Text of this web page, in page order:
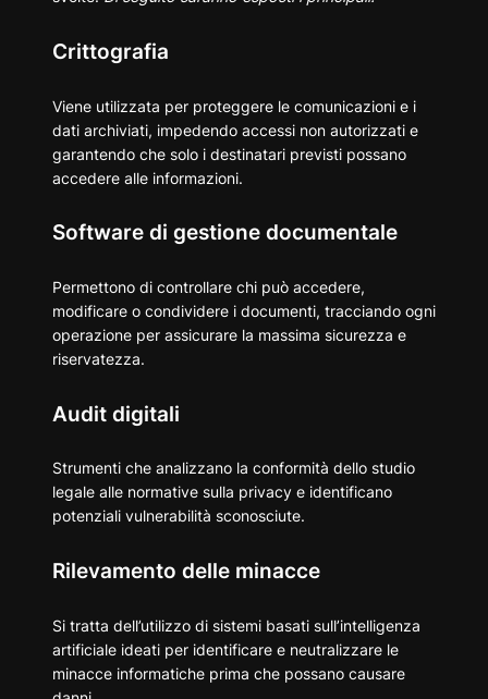
Crittografia
Viene utilizzata per proteggere le comunicazioni e i
dati archiviati, impedendo accessi non autorizzati e
garantendo che solo i destinatari previsti possano
accedere alle informazioni.
Software di gestione documentale
Permettono di controllare chi può accedere,
modificare o condividere i documenti, tracciando ogni
operazione per assicurare la massima sicurezza e
riservatezza.
Audit digitali
Strumenti che analizzano la conformità dello studio
legale alle normative sulla privacy e identificano
potenziali vulnerabilità sconosciute.
Rilevamento delle minacce
Si tratta dell’utilizzo di sistemi basati sull’intelligenza
artificiale ideati per identificare e neutralizzare le
minacce informatiche prima che possano causare